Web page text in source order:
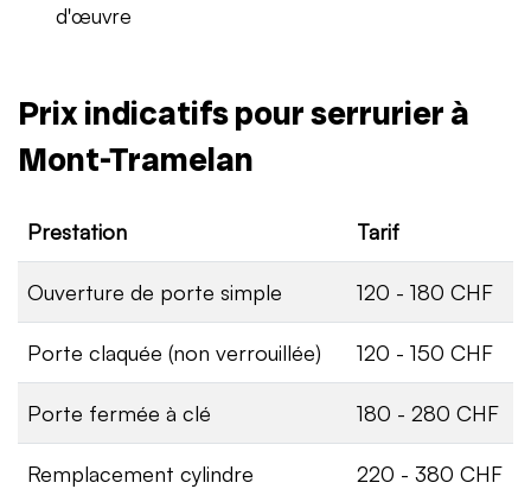
d'œuvre
Prix indicatifs pour serrurier à
Mont-Tramelan
Prestation Tarif
Ouverture de porte simple 120 - 180 CHF
Porte claquée (non verrouillée) 120 - 150 CHF
Porte fermée à clé 180 - 280 CHF
Remplacement cylindre
220 - 380 CHF